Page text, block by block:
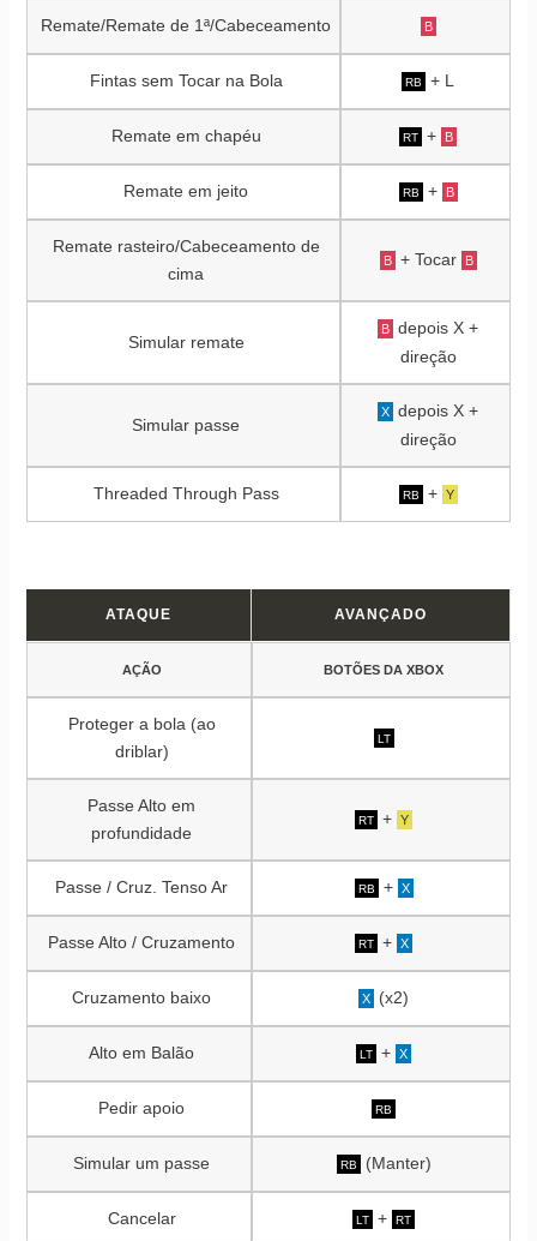
Remate/Remate de 1ª/Cabeceamento B
Fintas sem Tocar na Bola RB + L
Remate em chapéu RT + B
Remate em jeito RB + B
Remate rasteiro/Cabeceamento de
cima
B + Tocar B
Simular remate
B depois X +
direção
Simular passe
X depois X +
direção
Threaded Through Pass RB + Y
ATAQUE AVANÇADO
AÇÃO BOTÕES DA XBOX
Proteger a bola (ao
driblar)
LT
Passe Alto em
profundidade
RT + Y
Passe / Cruz. Tenso Ar RB + X
Passe Alto / Cruzamento RT + X
Cruzamento baixo X (x2)
Alto em Balão LT + X
Pedir apoio RB
Simular um passe RB (Manter)
Cancelar LT + RT